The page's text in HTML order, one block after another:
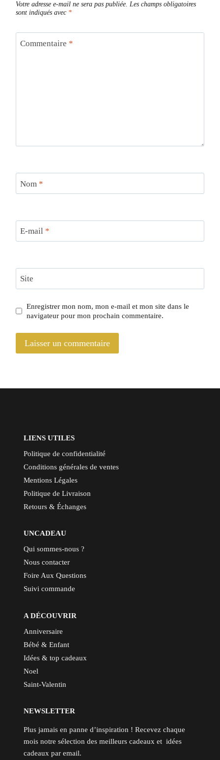
Votre adresse e-mail ne sera pas publiée. Les champs obligatoires
sont indiqués avec *
Commentaire *
Nom *
E-mail *
Site
Enregistrer mon nom, mon e-mail et mon site dans le
navigateur pour mon prochain commentaire.
LIENS UTILES
Politique de confidentialité
Conditions générales de ventes
Mentions Légales
Politique de Livraison
Retours & Échanges
UNCADEAU
Qui sommes-nous ?
Nous contacter
Foire Aux Questions
Suivi commande
A DÉCOUVRIR
Anniversaire
Bébé & Enfant
Idées & top cadeaux
Noel
Saint-Valentin
NEWSLETTER
Plus jamais en panne d’inspiration ! Recevez chaque
mois notre sélection des meilleurs cadeaux et idées
cadeaux par email.